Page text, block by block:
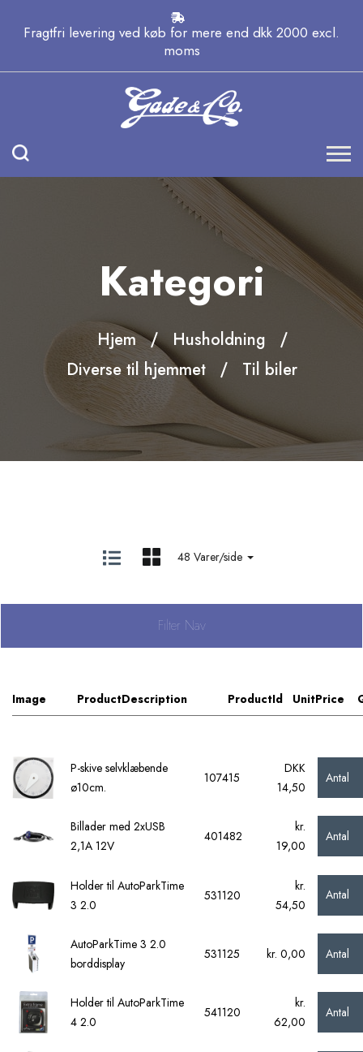
Fragtfri levering ved køb for mere end dkk 2000 excl.
moms
Kategori
Hjem
Husholdning
Diverse til hjemmet
Til biler
48 Varer/side
Filter Nav
Image ProductDescription ProductId UnitPrice
P-skive selvklæbende
ø10cm.
107415
DKK
14,50
Antal
Billader med 2xUSB
2,1A 12V
401482
kr.
19,00
Antal
Holder til AutoParkTime
3 2.0
531120
kr.
54,50
Antal
AutoParkTime 3 2.0
borddisplay
531125 kr. 0,00 Antal
Holder til AutoParkTime
4 2.0
541120
kr.
62,00
Antal